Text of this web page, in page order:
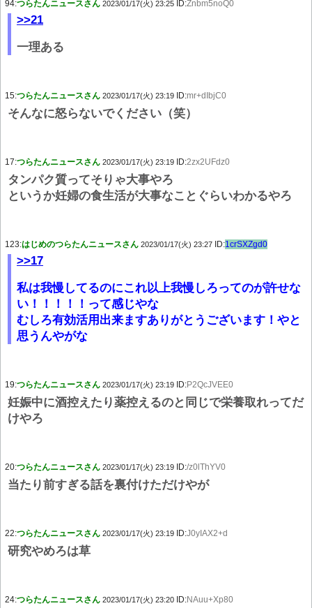
94:つらたんニュースさん 2023/01/17(火) 23:25 ID:Znbm5noQ0
>>21
一理ある
15:つらたんニュースさん 2023/01/17(火) 23:19 ID:mr+dIbjC0
そんなに怒らないでください（笑）
17:つらたんニュースさん 2023/01/17(火) 23:19 ID:2zx2UFdz0
タンパク質ってそりゃ大事やろ
というか妊婦の食生活が大事なことぐらいわかるやろ
123:はじめのつらたんニュースさん 2023/01/17(火) 23:27 ID:1crSXZgd0
>>17
私は我慢してるのにこれ以上我慢しろってのが許せな
い！！！！！って感じやな
むしろ有効活用出来ますありがとうございます！やと
思うんやがな
19:つらたんニュースさん 2023/01/17(火) 23:19 ID:P2QcJVEE0
妊娠中に酒控えたり薬控えるのと同じで栄養取れってだ
けやろ
20:つらたんニュースさん 2023/01/17(火) 23:19 ID:/z0lThYV0
当たり前すぎる話を裏付けただけやが
22:つらたんニュースさん 2023/01/17(火) 23:19 ID:J0yIAX2+d
研究やめろは草
24:つらたんニュースさん 2023/01/17(火) 23:20 ID:NAuu+Xp80